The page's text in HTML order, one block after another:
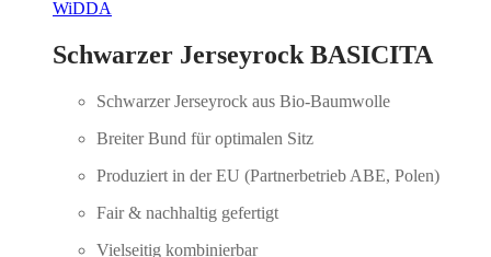
WiDDA
Schwarzer Jerseyrock BASICITA
Schwarzer Jerseyrock aus Bio-Baumwolle
Breiter Bund für optimalen Sitz
Produziert in der EU (Partnerbetrieb ABE, Polen)
Fair & nachhaltig gefertigt
Vielseitig kombinierbar